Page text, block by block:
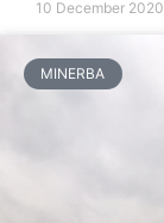
10 December 2020
MINERBA